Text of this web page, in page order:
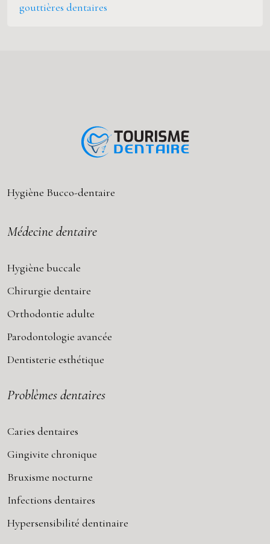
gouttières dentaires
Hygiène Bucco-dentaire
Médecine dentaire
Hygiène buccale
Chirurgie dentaire
Orthodontie adulte
Parodontologie avancée
Dentisterie esthétique
Problèmes dentaires
Caries dentaires
Gingivite chronique
Bruxisme nocturne
Infections dentaires
Hypersensibilité dentinaire